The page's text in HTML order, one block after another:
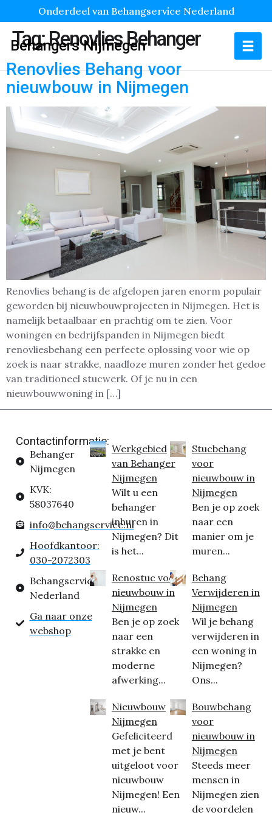
Onderdeel van Behangservice Nederland
Behangers Nijmegen
Tag:Renovlies Behanger
Renovlies Behang voor
nieuwbouw in Nijmegen
Renovlies behang is de afgelopen jaren enorm populair
geworden bij nieuwbouwprojecten in Nijmegen. Het is
namelijk betaalbaar en prachtig om te zien. Voor
woningen en bedrijfspanden in Nijmegen biedt
renovliesbehang een perfecte oplossing voor wie op
zoek is naar strakke, naadloze muren zonder het gedoe
van traditioneel stucwerk. Of je nu in een
nieuwbouwwoning in […]
Contactinformatie:
Behanger
Nijmegen
KVK:
58037640
info@behangservice.nl
Hoofdkantoor:
030-2072303
Behangservice
Nederland
Ga naar onze
webshop
Werkgebied
van Behanger
Nijmegen
Wilt u een
behanger
inhuren in
Nijmegen? Dit
is het...
Renostuc voor
nieuwbouw in
Nijmegen
Ben je op zoek
naar een
strakke en
moderne
afwerking...
Nieuwbouw
Nijmegen
Gefeliciteerd
met je bent
uitgeloot voor
nieuwbouw
Nijmegen! Een
nieuw...
Stucbehang
voor
nieuwbouw in
Nijmegen
Ben je op zoek
naar een
manier om je
muren...
Behang
Verwijderen in
Nijmegen
Wil je behang
verwijderen in
een woning in
Nijmegen?
Ons...
Bouwbehang
voor
nieuwbouw in
Nijmegen
Steeds meer
mensen in
Nijmegen zien
de voordelen